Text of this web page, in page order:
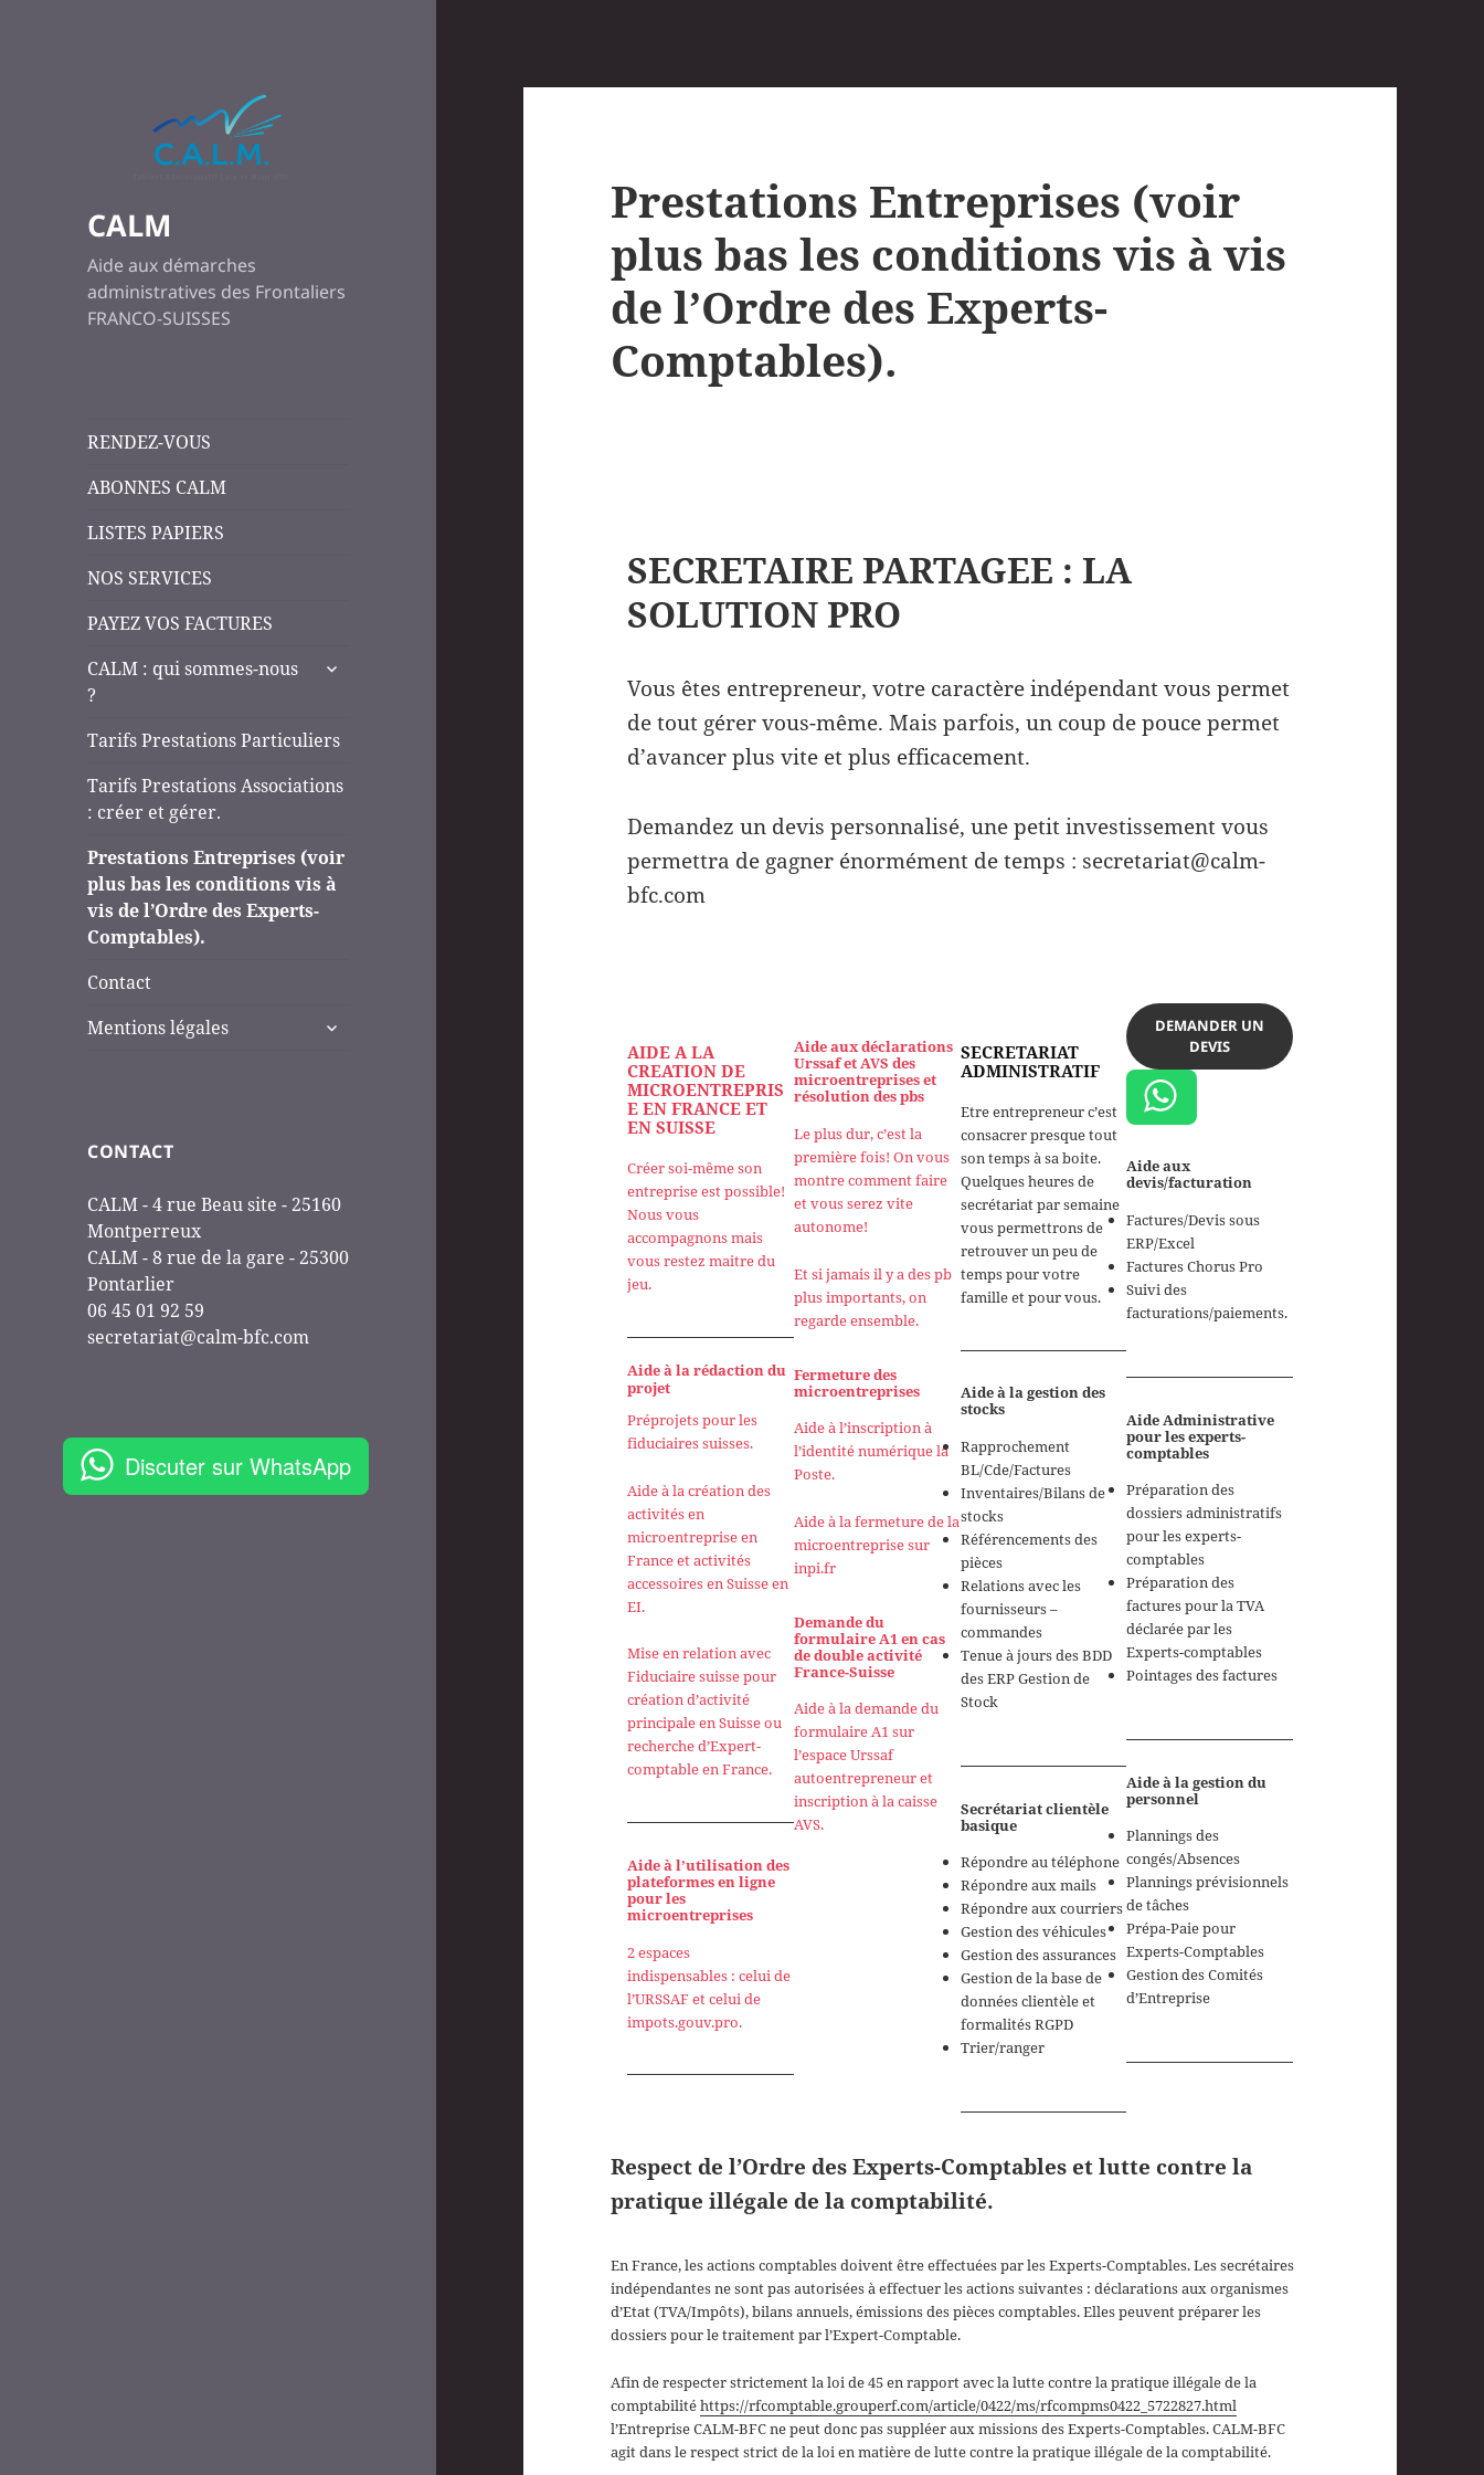
CALM
Aide aux démarches
administratives des Frontaliers
FRANCO-SUISSES
RENDEZ-VOUS
ABONNES CALM
LISTES PAPIERS
NOS SERVICES
PAYEZ VOS FACTURES
CALM : qui sommes-nous
?
ouvrir
menu
Tarifs Prestations Particuliers
Tarifs Prestations Associations
: créer et gérer.
Prestations Entreprises (voir
plus bas les conditions vis à
vis de l’Ordre des Experts-
Comptables).
Contact
Mentions légales
ouvrir
CONTACT
CALM - 4 rue Beau site - 25160
Montperreux
CALM - 8 rue de la gare - 25300
Pontarlier
06 45 01 92 59
secretariat@calm-bfc.com
Discuter sur WhatsApp
Prestations Entreprises (voir
plus bas les conditions vis à vis
de l’Ordre des Experts-
Comptables).
SECRETAIRE PARTAGEE : LA
SOLUTION PRO
Vous êtes entrepreneur, votre caractère indépendant vous permet
de tout gérer vous-même. Mais parfois, un coup de pouce permet
d’avancer plus vite et plus efficacement.
Demandez un devis personnalisé, une petit investissement vous
permettra de gagner énormément de temps : secretariat@calm-
bfc.com
AIDE A LA
CREATION DE
MICROENTREPRIS
E EN FRANCE ET
EN SUISSE
Créer soi-même son
entreprise est possible!
Nous vous
accompagnons mais
vous restez maitre du
jeu.
Aide à la rédaction du
projet
Préprojets pour les
fiduciaires suisses.
Aide à la création des
activités en
microentreprise en
France et activités
accessoires en Suisse en
EI.
Mise en relation avec
Fiduciaire suisse pour
création d’activité
principale en Suisse ou
recherche d’Expert-
comptable en France.
Aide à l’utilisation des
plateformes en ligne
pour les
microentreprises
2 espaces
indispensables : celui de
l’URSSAF et celui de
impots.gouv.pro.
Aide aux déclarations
Urssaf et AVS des
microentreprises et
résolution des pbs
Le plus dur, c’est la
première fois! On vous
montre comment faire
et vous serez vite
autonome!
Et si jamais il y a des pb
plus importants, on
regarde ensemble.
Fermeture des
microentreprises
Aide à l’inscription à
l’identité numérique la
Poste.
Aide à la fermeture de la
microentreprise sur
inpi.fr
Demande du
formulaire A1 en cas
de double activité
France-Suisse
Aide à la demande du
formulaire A1 sur
l’espace Urssaf
autoentrepreneur et
inscription à la caisse
AVS.
SECRETARIAT
ADMINISTRATIF
Etre entrepreneur c’est
consacrer presque tout
son temps à sa boite.
Quelques heures de
secrétariat par semaine
vous permettrons de
retrouver un peu de
temps pour votre
famille et pour vous.
Aide à la gestion des
stocks
Rapprochement
BL/Cde/Factures
Inventaires/Bilans de
stocks
Référencements des
pièces
Relations avec les
fournisseurs –
commandes
Tenue à jours des BDD
des ERP Gestion de
Stock
Secrétariat clientèle
basique
Répondre au téléphone
Répondre aux mails
Répondre aux courriers
Gestion des véhicules
Gestion des assurances
Gestion de la base de
données clientèle et
formalités RGPD
Trier/ranger
DEMANDER UN
DEVIS
Aide aux
devis/facturation
Factures/Devis sous
ERP/Excel
Factures Chorus Pro
Suivi des
facturations/paiements.
Aide Administrative
pour les experts-
comptables
Préparation des
dossiers administratifs
pour les experts-
comptables
Préparation des
factures pour la TVA
déclarée par les
Experts-comptables
Pointages des factures
Aide à la gestion du
personnel
Plannings des
congés/Absences
Plannings prévisionnels
de tâches
Prépa-Paie pour
Experts-Comptables
Gestion des Comités
d’Entreprise
Respect de l’Ordre des Experts-Comptables et lutte contre la
pratique illégale de la comptabilité.
En France, les actions comptables doivent être effectuées par les Experts-Comptables. Les secrétaires
indépendantes ne sont pas autorisées à effectuer les actions suivantes : déclarations aux organismes
d’Etat (TVA/Impôts), bilans annuels, émissions des pièces comptables. Elles peuvent préparer les
dossiers pour le traitement par l’Expert-Comptable.
Afin de respecter strictement la loi de 45 en rapport avec la lutte contre la pratique illégale de la
comptabilitéhttps://rfcomptable.grouperf.com/article/0422/ms/rfcompms0422_5722827.html
l’Entreprise CALM-BFC ne peut donc pas suppléer aux missions des Experts-Comptables. CALM-BFC
agit dans le respect strict de la loi en matière de lutte contre la pratique illégale de la comptabilité.